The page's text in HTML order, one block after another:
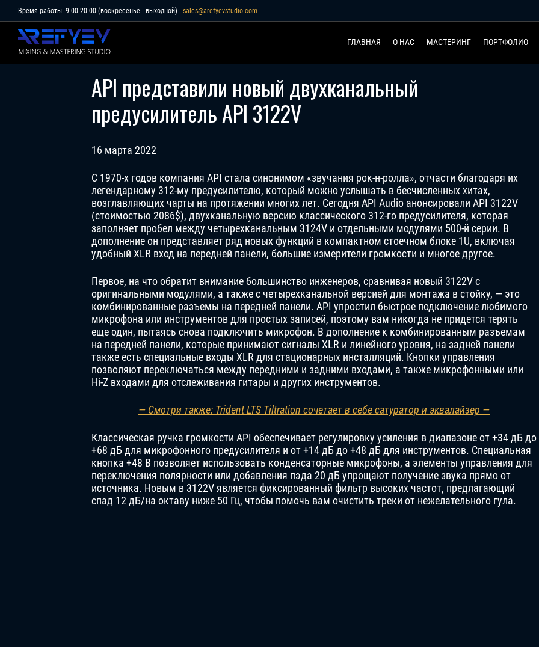
to
content
Время работы: 9:00-20:00 (воскресенье - выходной) | sales@arefyevstudio.com
ГЛАВНАЯ О НАС МАСТЕРИНГ ПОРТФОЛИО
API представили новый двухканальный
предусилитель API 3122V
16 марта 2022
С 1970-х годов компания API стала синонимом «звучания рок-н-ролла», отчасти благодаря их
легендарному 312-му предусилителю, который можно услышать в бесчисленных хитах,
возглавляющих чарты на протяжении многих лет. Сегодня API Audio анонсировали API 3122V
(стоимостью 2086$), двухканальную версию классического 312-го предусилителя, которая
заполняет пробел между четырехканальным 3124V и отдельными модулями 500-й серии. В
дополнение он представляет ряд новых функций в компактном стоечном блоке 1U, включая
удобный XLR вход на передней панели, большие измерители громкости и многое другое.
Первое, на что обратит внимание большинство инженеров, сравнивая новый 3122V с
оригинальными модулями, а также с четырехканальной версией для монтажа в стойку, — это
комбинированные разъемы на передней панели. API упростил быстрое подключение любимого
микрофона или инструментов для простых записей, поэтому вам никогда не придется терять
еще один, пытаясь снова подключить микрофон. В дополнение к комбинированным разъемам
на передней панели, которые принимают сигналы XLR и линейного уровня, на задней панели
также есть специальные входы XLR для стационарных инсталляций. Кнопки управления
позволяют переключаться между передними и задними входами, а также микрофонными или
Hi-Z входами для отслеживания гитары и других инструментов.
— Смотри также: Trident LTS Tiltration сочетает в себе сатуратор и эквалайзер —
Классическая ручка громкости API обеспечивает регулировку усиления в диапазоне от +34 дБ до
+68 дБ для микрофонного предусилителя и от +14 дБ до +48 дБ для инструментов. Специальная
кнопка +48 В позволяет использовать конденсаторные микрофоны, а элементы управления для
переключения полярности или добавления пэда 20 дБ упрощают получение звука прямо от
источника. Новым в 3122V является фиксированный фильтр высоких частот, предлагающий
спад 12 дБ/на октаву ниже 50 Гц, чтобы помочь вам очистить треки от нежелательного гула.